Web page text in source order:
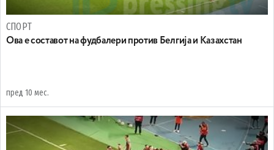
СПОРТ
Ова е составот на фудбалери против Белгија и Казахстан
пред 10 мес.